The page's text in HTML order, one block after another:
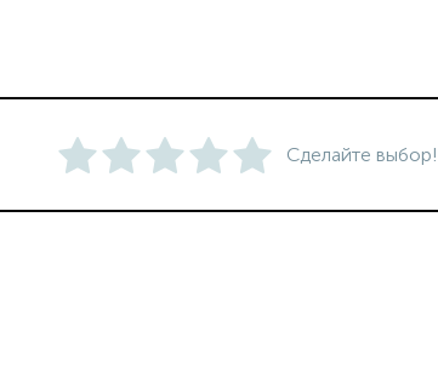
Сделайте выбор!